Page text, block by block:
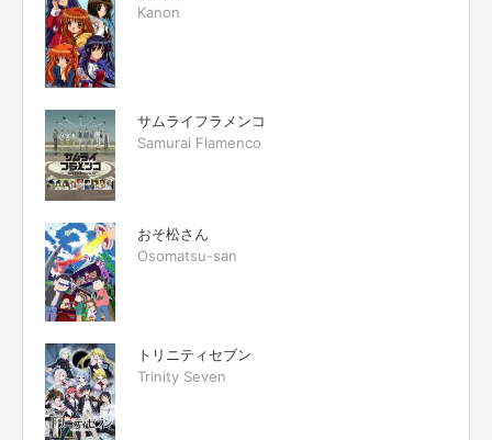
Kanon
サムライフラメンコ
Samurai Flamenco
おそ松さん
Osomatsu-san
トリニティセブン
Trinity Seven